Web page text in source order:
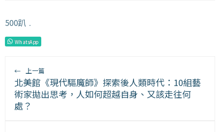
500趴 ﹒
WhatsApp
← 上一篇
北美館《現代驅魔師》探索後人類時代：10組藝
術家拋出思考，人如何超越自身、又該走往何
處？